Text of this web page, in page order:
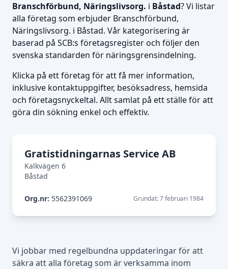
Branschförbund, Näringslivsorg. i Båstad? Vi listar
alla företag som erbjuder Branschförbund,
Näringslivsorg. i Båstad. Vår kategorisering är
baserad på SCB:s företagsregister och följer den
svenska standarden för näringsgrensindelning.
Klicka på ett företag för att få mer information,
inklusive kontaktuppgifter, besöksadress, hemsida
och företagsnyckeltal. Allt samlat på ett ställe för att
göra din sökning enkel och effektiv.
Gratistidningarnas Service AB
Kalkvägen 6
Båstad
Org.nr: 5562391069 Grundat: 7 februari 1984
Vi jobbar med regelbundna uppdateringar för att
säkra att alla företag som är verksamma inom